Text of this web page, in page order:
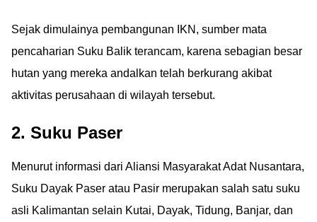
Sejak dimulainya pembangunan IKN, sumber mata
pencaharian Suku Balik terancam, karena sebagian besar
hutan yang mereka andalkan telah berkurang akibat
aktivitas perusahaan di wilayah tersebut.
2. Suku Paser
Menurut informasi dari Aliansi Masyarakat Adat Nusantara,
Suku Dayak Paser atau Pasir merupakan salah satu suku
asli Kalimantan selain Kutai, Dayak, Tidung, Banjar, dan